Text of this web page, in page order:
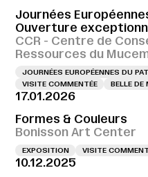
Journées
Ouverture
CCR - Centre de
Ressources du
JOURNÉES EUROPÉENNES DU
VISITE COMMENTÉE
BELLE DE
17.01.2026
Formes & Couleurs
Bonisson Art Center
EXPOSITION VISITE
10.12.2025